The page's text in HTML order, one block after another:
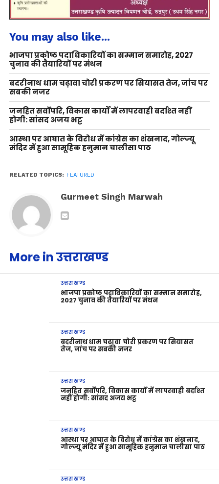
You may also like...
भाजपा प्रकोष्ठ पदाधिकारियों का सम्मान समारोह, 2027
चुनाव की तैयारियों पर मंथन
बदरीनाथ धाम चढ़ावा चोरी प्रकरण पर सियासत तेज, जांच पर
सबकी नजर
जनहित सर्वोपरि, विकास कार्यों में लापरवाही बर्दाश्त नहीं
होगी: सांसद अजय भट्ट
आस्था पर आघात के विरोध में कांग्रेस का शंखनाद, गोल्ज्यू
मंदिर में हुआ सामूहिक हनुमान चालीसा पाठ
RELATED TOPICS: FEATURED
Gurmeet Singh Marwah
More in उत्तराखण्ड
उत्तराखण्ड
भाजपा प्रकोष्ठ पदाधिकारियों का सम्मान समारोह,
2027 चुनाव की तैयारियों पर मंथन
उत्तराखण्ड
बदरीनाथ धाम चढ़ावा चोरी प्रकरण पर सियासत
तेज, जांच पर सबकी नजर
उत्तराखण्ड
जनहित सर्वोपरि, विकास कार्यों में लापरवाही बर्दाश्त
नहीं होगी: सांसद अजय भट्ट
उत्तराखण्ड
आस्था पर आघात के विरोध में कांग्रेस का शंखनाद,
गोल्ज्यू मंदिर में हुआ सामूहिक हनुमान चालीसा पाठ
उत्तराखण्ड